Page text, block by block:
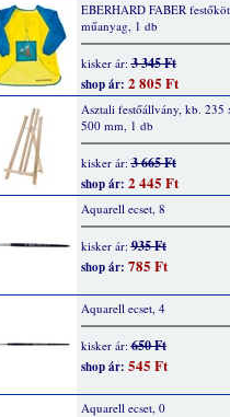
EBERHARD FABER
műanyag, 1 db
kisker ár:3 345 Ft
shop ár: 2 805 Ft
Asztali festőállvány, kb. 235
500 mm, 1 db
kisker ár:3 665 Ft
shop ár: 2 445 Ft
Aquarell ecset, 8
kisker ár:935 Ft
shop ár: 785 Ft
Aquarell ecset, 4
kisker ár:650 Ft
shop ár: 545 Ft
Aquarell ecset, 0